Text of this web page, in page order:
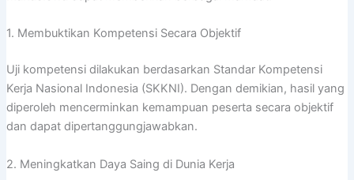
1. Membuktikan Kompetensi Secara Objektif
Uji kompetensi dilakukan berdasarkan Standar Kompetensi
Kerja Nasional Indonesia (SKKNI). Dengan demikian, hasil yang
diperoleh mencerminkan kemampuan peserta secara objektif
dan dapat dipertanggungjawabkan.
2. Meningkatkan Daya Saing di Dunia Kerja